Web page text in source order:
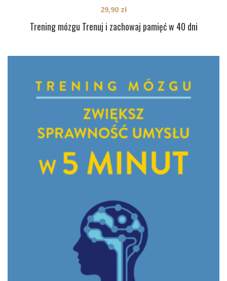
Trening mózgu Trenuj i zachowaj pamięć w 40 dni
29,90 zł